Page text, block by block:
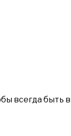
всегда быть